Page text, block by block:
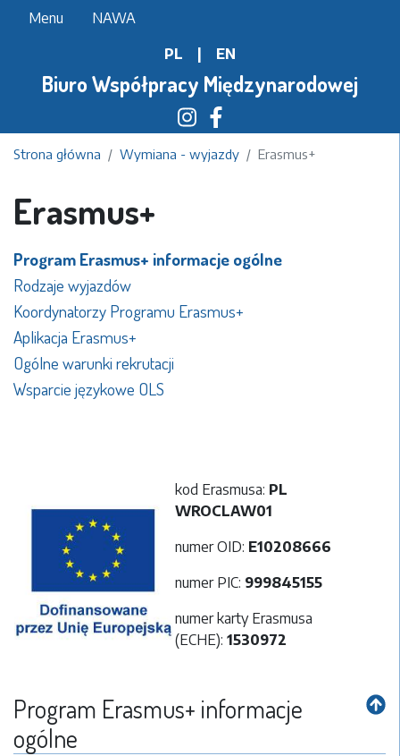
treści
Menu NAWA
Biuro Współpracy Międzynarodowej
PL EN
Strona główna Wymiana - wyjazdy Erasmus+
Erasmus+
Program Erasmus+ informacje ogólne
Rodzaje wyjazdów
Koordynatorzy Programu Erasmus+
Aplikacja Erasmus+
Ogólne warunki rekrutacji
Wsparcie językowe OLS
kod Erasmusa: PL
WROCLAW01
numer OID: E10208666
numer PIC: 999845155
numer karty Erasmusa
(ECHE): 1530972
Program Erasmus+ informacje
ogólne